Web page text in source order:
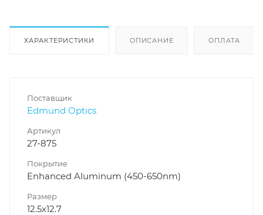
ХАРАКТЕРИСТИКИ ОПИСАНИЕ ОПЛАТА
Поставщик
Edmund Optics
Артикул
27-875
Покрытие
Enhanced Aluminum (450-650nm)
Размер
12.5x12.7